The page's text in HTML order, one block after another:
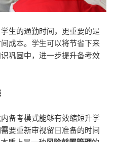
生的通勤时间，更重要的是
成本。学生可以将节省下来
巩固中，进一步提升备考效
备考模式能够有效缩短升学
要重新审视留日准备的时间